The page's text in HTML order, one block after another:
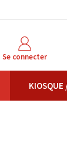
Se connecter
KIOSQUE